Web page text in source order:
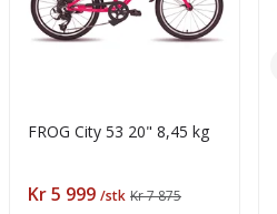
FROG City 53 20" 8,45 kg
Pris
Kr 5 999 /stk Kr 7 875